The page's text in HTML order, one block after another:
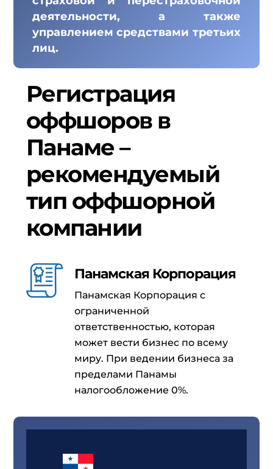
деятельности, а также
управлением средствами третьих
лиц.
Регистрация
оффшоров в
Панаме –
рекомендуемый
тип оффшорной
компании
Панамская Корпорация
Панамская Корпорация с
ограниченной
ответственностью, которая
может вести бизнес по всему
миру. При ведении бизнеса за
пределами Панамы
налогообложение 0%.